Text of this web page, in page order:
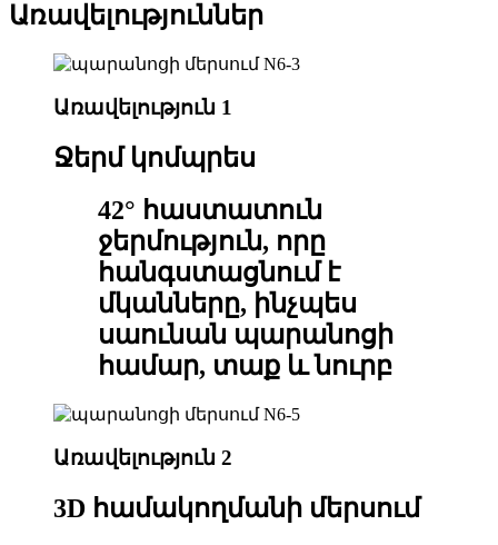
Առավելություններ
Առավելություն 1
Ջերմ կոմպրես
42° հաստատուն
ջերմություն, որը
հանգստացնում է
մկանները, ինչպես
սաունան պարանոցի
համար, տաք և նուրբ
Առավելություն 2
3D համակողմանի մերսում